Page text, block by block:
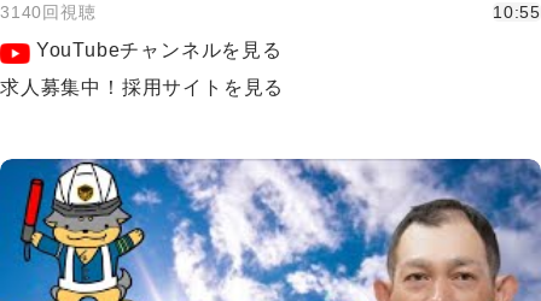
3140回視聴 10:55
YouTubeチャンネルを見る
求人募集中！採用サイトを見る